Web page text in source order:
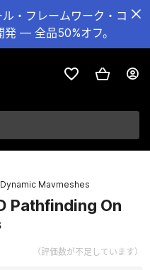
・フレームワーク・コ
発 — 全品50%オフ。
Mavmeshes
Pathfinding On
（評価数が不足しています）